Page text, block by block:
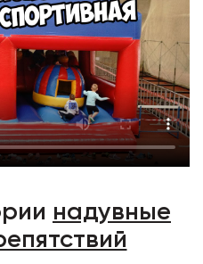
надувные